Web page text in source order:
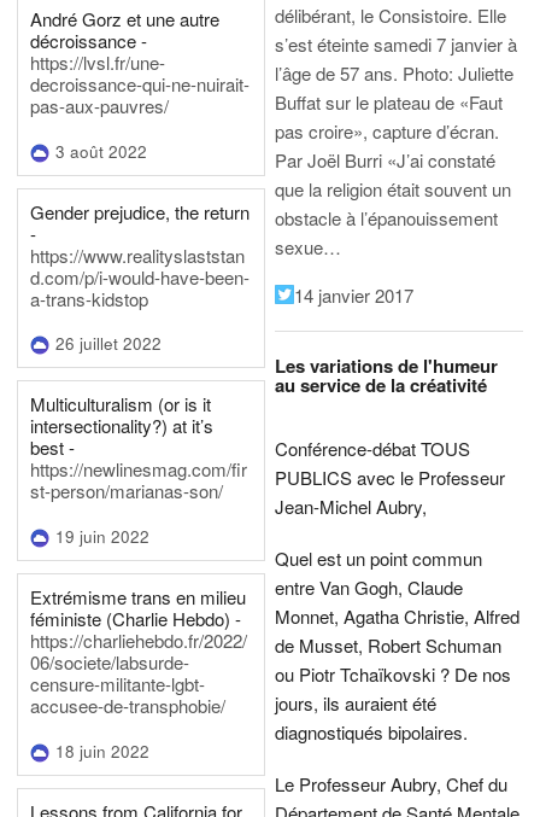
André Gorz et une autre
décroissance -
https://lvsl.fr/une-
decroissance-qui-ne-nuirait-
pas-aux-pauvres/
3 août 2022
Gender prejudice, the return
-
https://www.realityslaststan
d.com/p/i-would-have-been-
a-trans-kidstop
26 juillet 2022
Multiculturalism (or is it
intersectionality?) at it’s
best -
https://newlinesmag.com/fir
st-person/marianas-son/
19 juin 2022
Extrémisme trans en milieu
féministe (Charlie Hebdo) -
https://charliehebdo.fr/2022/
06/societe/labsurde-
censure-militante-lgbt-
accusee-de-transphobie/
18 juin 2022
Lessons from California for
délibérant, le Consistoire. Elle
s’est éteinte samedi 7 janvier à
l’âge de 57 ans. Photo: Juliette
Buffat sur le plateau de «Faut
pas croire», capture d’écran.
Par Joël Burri «J’ai constaté
que la religion était souvent un
obstacle à l’épanouissement
sexue…
14 janvier 2017
Les variations de l'humeur
au service de la créativité
Conférence-débat TOUS
PUBLICS avec le Professeur
Jean-Michel Aubry,
Quel est un point commun
entre Van Gogh, Claude
Monnet, Agatha Christie, Alfred
de Musset, Robert Schuman
ou Piotr Tchaïkovski ? De nos
jours, ils auraient été
diagnostiqués bipolaires.
Le Professeur Aubry, Chef du